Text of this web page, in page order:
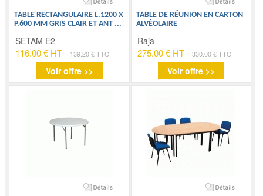
TABLE RECTANGULAIRE L.1200 X
P.600 MM GRIS CLAIR ET ANT ...
SETAM E2
116.00 € HT - 139.20 € TTC
Voir offre >>
TABLE DE RÉUNION EN CARTON
ALVÉOLAIRE
Raja
275.00 € HT- 330.00 € TTC
Voir offre >>